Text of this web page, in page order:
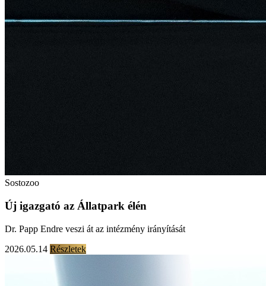
Sostozoo
Új igazgató az Állatpark élén
Dr. Papp Endre veszi át az intézmény irányítását
2026.05.14 Részletek